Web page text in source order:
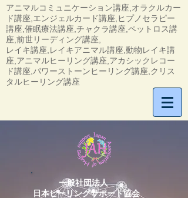
アニマルコミュニケーション講座,オラクルカー
ド講座,エンジェルカード講座,ヒプノセラピー
講座,催眠療法講座,チャクラ講座,ペットロス講
座,前世リーディング講座,
​レイキ講座,レイキアニマル講座,動物レイキ講
座,アニマルヒーリング講座,アカシックレコー
ド講座,パワーストーンヒーリング講座,クリス
タルヒーリング講座
一般社団法人
日本ヒーリングサポート協会